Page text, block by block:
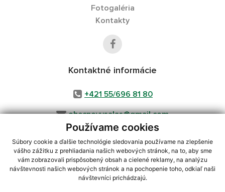
Používame cookies
Súbory cookie a ďalšie technológie sledovania používame na zlepšenie
vášho zážitku z prehliadania našich webových stránok, na to, aby sme
vám zobrazovali prispôsobený obsah a cielené reklamy, na analýzu
návštevnosti našich webových stránok a na pochopenie toho, odkiaľ naši
návštevníci prichádzajú.
Fotogaléria
Kontakty
Kontaktné informácie
+421 55/696 81 80
obecnovysalas@gmail.com
využite možnosť získavania aktuálnych informácií s využitím RSS
CMS systém (redakčný) systém ECHELON 2,Mapa stránok,web portál
webex.digital, s.r.o.,domény,registrácia domény